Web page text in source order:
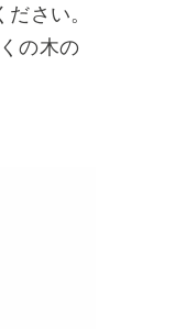
さい。
の木の